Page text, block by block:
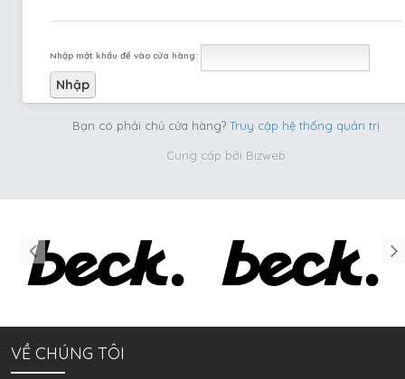
Nhập mật khẩu để vào cửa hàng:
Bạn có phải chủ cửa hàng? Truy cập hệ thống quản trị
Cung cấp bởi Bizweb
VỀ CHÚNG TÔI